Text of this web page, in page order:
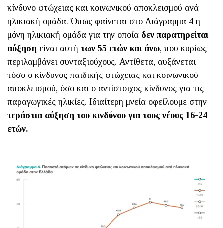
κίνδυνο φτώχειας και κοινωνικού αποκλεισμού ανά
ηλικιακή ομάδα. Όπως φαίνεται στο Διάγραμμα 4 η
μόνη ηλικιακή ομάδα για την οποία δεν παρατηρείται
αύξηση είναι αυτή των 55 ετών και άνω, που κυρίως
περιλαμβάνει συνταξιούχους. Αντίθετα, αυξάνεται
τόσο ο κίνδυνος παιδικής φτώχειας και κοινωνικού
αποκλεισμού, όσο και ο αντίστοιχος κίνδυνος για τις
παραγωγικές ηλικίες. Ιδιαίτερη μνεία οφείλουμε στην
τεράστια αύξηση του κινδύνου για τους νέους 16-24
ετών.